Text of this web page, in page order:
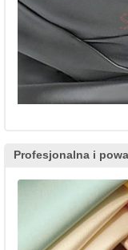
Profesjonalna i